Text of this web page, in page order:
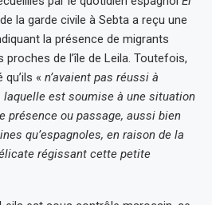
la garde civile à Sebta a reçu une
la présence de migrants
de l’île de Leila. Toutefois,
« n’avaient pas réussi à
laquelle est soumise à une situation
présence ou passage, aussi bien
qu’espagnoles, en raison de la
régissant cette petite